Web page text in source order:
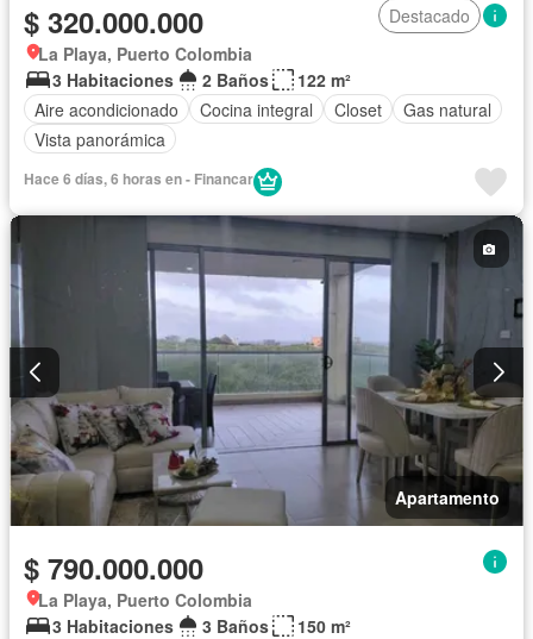
$ 320.000.000
Destacado
La Playa, Puerto Colombia
3 Habitaciones
2 Baños
122 m²
Aire acondicionado
Cocina integral Closet
Gas natural
Vista panorámica
Hace 6 días, 6 horas en - Financar
Apartamento
$ 790.000.000
La Playa, Puerto Colombia
3 Habitaciones
3 Baños
150 m²